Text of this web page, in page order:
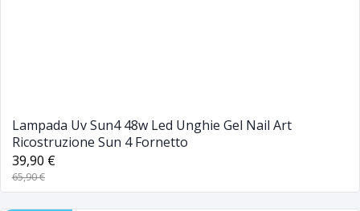
Lampada Uv Sun4 48w Led Unghie Gel Nail Art
Ricostruzione Sun 4 Fornetto
39,90 €
65,90 €